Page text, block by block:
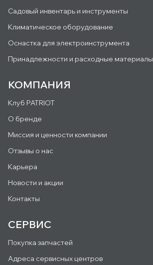
Садовый инвентарь и инструменты
Климатическое оборудование
Оснастка для электроинструмента
Принадлежности и расходные материалы
КОМПАНИЯ
Клуб PATRIOT
О бренде
Миссия и ценности компании
Отзывы о нас
Карьера
Новости и акции
Контакты
СЕРВИС
Покупка запчастей
Адреса сервисных центров